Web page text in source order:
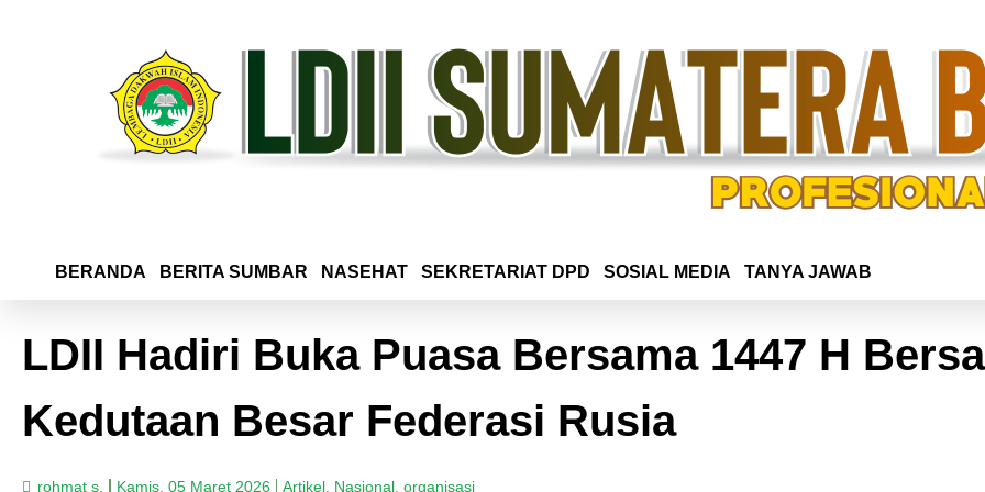
BERANDA BERITA SUMBAR NASEHAT SEKRETARIAT DPD SOSIAL MEDIA TANYA JAWAB
LDII Hadiri Buka Puasa Bersama 1447 H
Kedutaan Besar Federasi Rusia
rohmat s. Kamis, 05 Maret 2026 Artikel Nasional organisasi